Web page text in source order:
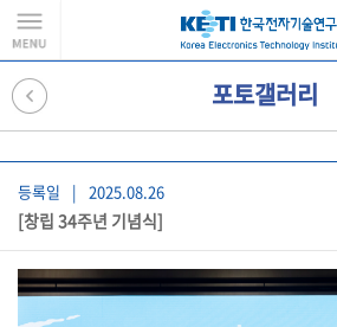
포토갤러리
등록일 | 2025.08.26
[창립 34주년 기념식]